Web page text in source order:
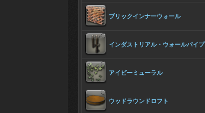
ブリックインナーウォール
インダストリアル・ウォールパイプ
アイビーミューラル
ウッドラウンドロフト